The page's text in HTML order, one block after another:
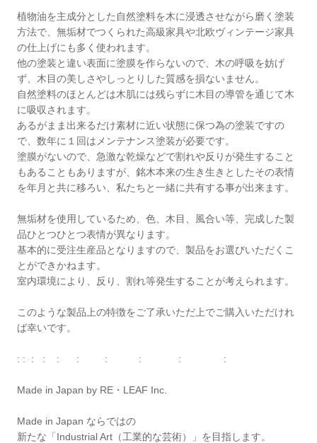
植物油を主成分とした自然塗料を木に浸透させながら磨く塗装
方法で、無垢材でつくられた高級家具や北欧ヴィンテージ家具
の仕上げにも多く使われます。
他の塗装と違い表面に塗膜を作らないので、木の呼吸を妨げ
ず、木目の美しさやしっとりした質感を損ないません。
自然塗料のほとんどは木肌には残らずに木目の導管を通じて木
に吸収されます。
あるがまま出来るだけ素材に近い状態に保つ為の塗装ですの
で、数年に１回はメンテナンス塗装が必要です。
塗膜がないので、急激な乾燥などで割れや反りが発生すること
もあることもありますが、銘木本来の生き生きとしたその表情
を年月と共に移ろい、私たちと一緒に共有する事が出来ます。
無垢材を使用しているため、色、木目、風合い等、完成した製
品ひとつひとつ表情が異なります。
基本的に受注生産品となりますので、製品をお選びいただくこ
とができかねます。
室内環境により、反り、割れ等発生することが考えられます。
このような製品上の特徴をご了承いただ上でご購入いただけれ
ば幸いです。
: : : : : : : : : :
Made in Japan by RE・LEAF Inc.
Made in Japan ならではの
新たな「Industrial Art（工業的な芸術）」を目指します。